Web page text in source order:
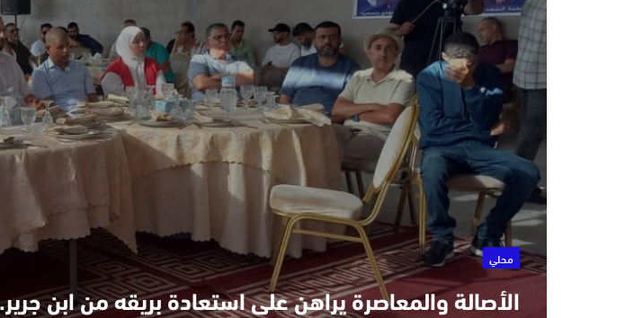
محلي
الأصالة والمعاصرة يراهن على استعادة بريقه من ابن